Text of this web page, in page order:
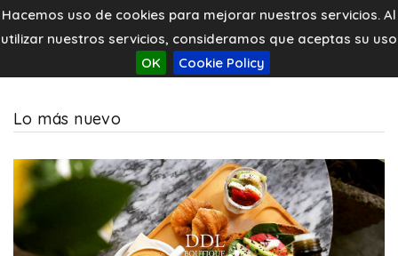
Hacemos uso de cookies para mejorar nuestros servicios. Al
utilizar nuestros servicios, consideramos que aceptas su uso
OK
Cookie Policy
Lo más nuevo